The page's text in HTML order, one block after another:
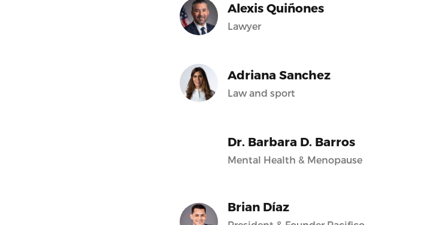
Alexis Quiñones
Lawyer
Adriana Sanchez
Law and sport
Dr. Barbara D. Barros
Mental Health & Menopause
Brian Díaz